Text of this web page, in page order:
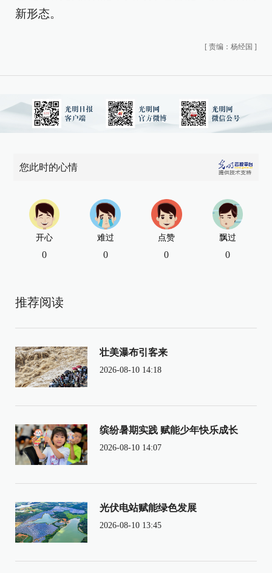
新形态。
[ 责编：杨经国 ]
您此时的心情
开心
0
难过
0
点赞
0
飘过
0
推荐阅读
壮美瀑布引客来
2026-08-10 14:18
缤纷暑期实践 赋能少年快乐成长
2026-08-10 14:07
光伏电站赋能绿色发展
2026-08-10 13:45